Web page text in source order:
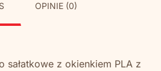
OPINIE (0)
sałatkowe z okienkiem PLA z